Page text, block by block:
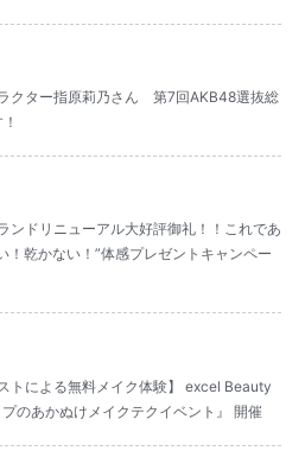
クター指原莉乃さん 第7回AKB48選抜総
ンドリニューアル大好評御礼！！これであ
！乾かない！”体感プレゼントキャンペー
トによる無料メイク体験】 excel Beauty
のあかぬけメイクテクイベント』 開催